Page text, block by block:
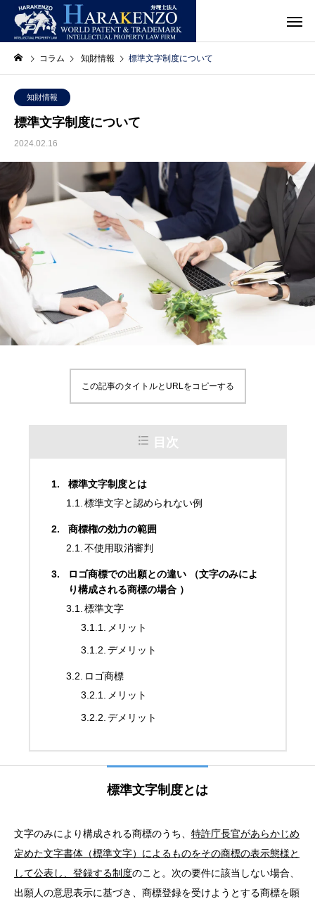
コラム 知財情報 標準文字制度について
知財情報
標準文字制度について
2024.02.16
この記事のタイトルとURLをコピーする
目次
標準文字制度とは
標準文字と認められない例
商標権の効力の範囲
不使用取消審判
ロゴ商標での出願との違い （文字のみによ
り構成される商標の場合 ）
標準文字
メリット
デメリット
ロゴ商標
メリット
デメリット
標準文字制度とは
文字のみにより構成される商標のうち、 特許庁長官があらかじめ
定めた文字書体（標準文字）によるものをその商標の表示態様と
して公表し、登録する制度のこと。次の要件に該当しない場合、
出願人の意思表示に基づき、商標登録を受けようとする商標を願